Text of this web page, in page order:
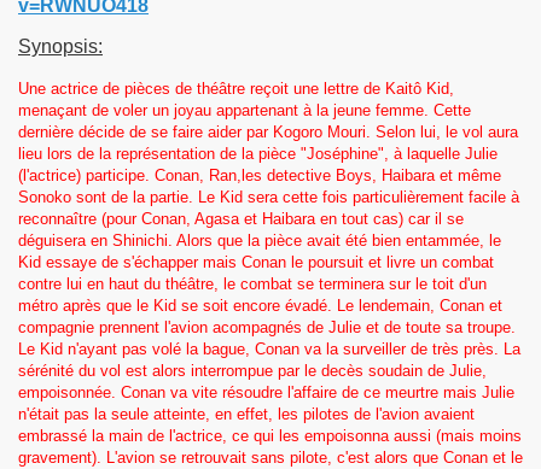
v=RWNUO418
Synopsis:
Une actrice de pièces de théâtre reçoit une lettre de Kaitô Kid,
menaçant de voler un joyau appartenant à la jeune femme. Cette
dernière décide de se faire aider par Kogoro Mouri. Selon lui, le vol aura
lieu lors de la représentation de la pièce "Joséphine", à laquelle Julie
(l'actrice) participe. Conan, Ran,les detective Boys, Haibara et même
Sonoko sont de la partie. Le Kid sera cette fois particulièrement facile à
reconnaître (pour Conan, Agasa et Haibara en tout cas) car il se
déguisera en Shinichi. Alors que la pièce avait été bien entammée, le
Kid essaye de s'échapper mais Conan le poursuit et livre un combat
contre lui en haut du théâtre, le combat se terminera sur le toit d'un
métro après que le Kid se soit encore évadé. Le lendemain, Conan et
compagnie prennent l'avion acompagnés de Julie et de toute sa troupe.
Le Kid n'ayant pas volé la bague, Conan va la surveiller de très près. La
sérénité du vol est alors interrompue par le decès soudain de Julie,
empoisonnée. Conan va vite résoudre l'affaire de ce meurtre mais Julie
n'était pas la seule atteinte, en effet, les pilotes de l'avion avaient
embrassé la main de l'actrice, ce qui les empoisonna aussi (mais moins
gravement). L'avion se retrouvait sans pilote, c'est alors que Conan et le